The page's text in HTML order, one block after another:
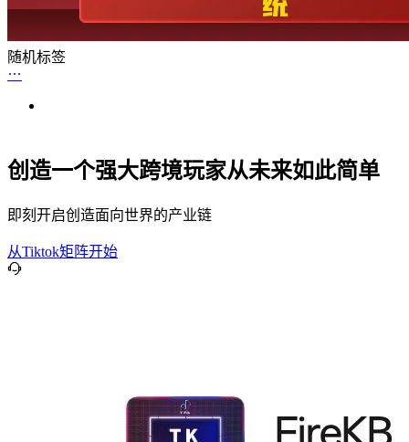
随机标签
创造一个强大跨境玩家从未来如此简单
即刻开启创造面向世界的产业链
从Tiktok矩阵开始